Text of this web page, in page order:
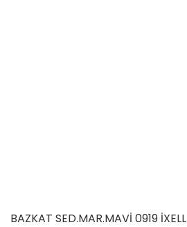
BAZKAT SED.MAR.MAVİ 0919 İXELL